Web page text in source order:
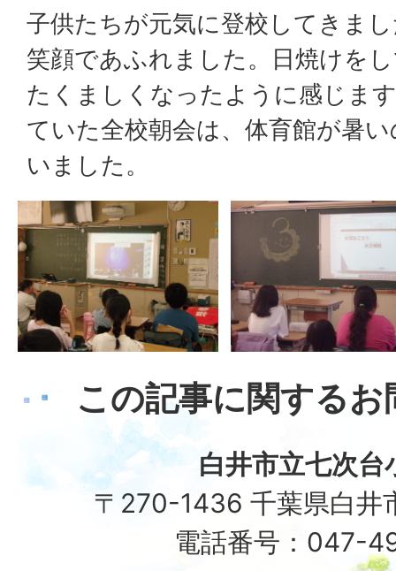
子供たちが元気に登校してきま
笑顔であふれました。日焼けを
たくましくなったように感じま
ていた全校朝会は、体育館が暑
いました。
この記事に関する
白井市立七次台
〒270-1436 千葉県白井
電話番号：047-